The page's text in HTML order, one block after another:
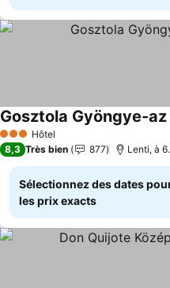
3 ÉtoilesHôtel
Gosztola Gyöngye-
8,3 Très bien 877 Lenti, à
Sélectionnez des dates
les prix exacts